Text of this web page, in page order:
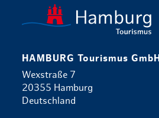
HAMBURG Tourismus GmbH
Wexstraße 7
20355 Hamburg
Deutschland